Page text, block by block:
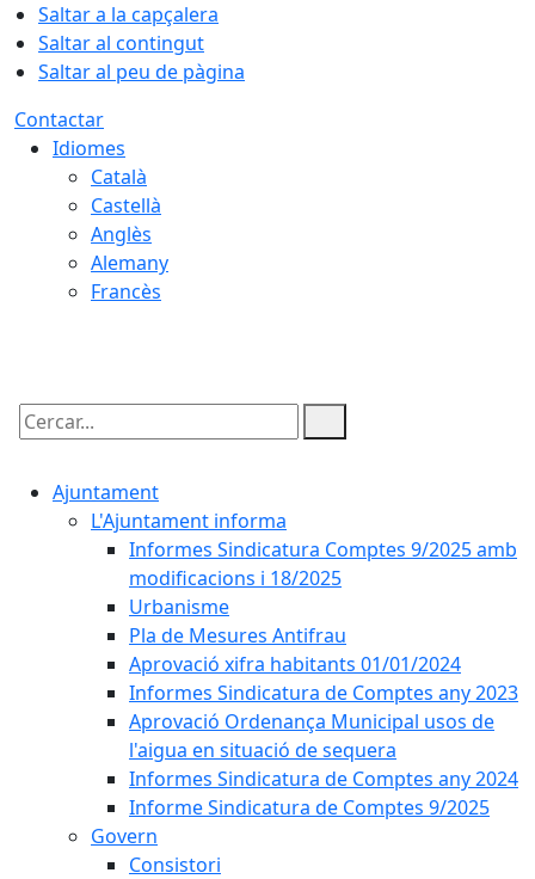
Saltar a la capçalera
Saltar al contingut
Saltar al peu de pàgina
Contactar
Idiomes
Català
Castellà
Anglès
Alemany
Francès
Cercar:
Ajuntament
L'Ajuntament informa
Informes Sindicatura Comptes 9/2025 amb
modificacions i 18/2025
Urbanisme
Pla de Mesures Antifrau
Aprovació xifra habitants 01/01/2024
Informes Sindicatura de Comptes any 2023
Aprovació Ordenança Municipal usos de
l'aigua en situació de sequera
Informes Sindicatura de Comptes any 2024
Informe Sindicatura de Comptes 9/2025
Govern
Consistori